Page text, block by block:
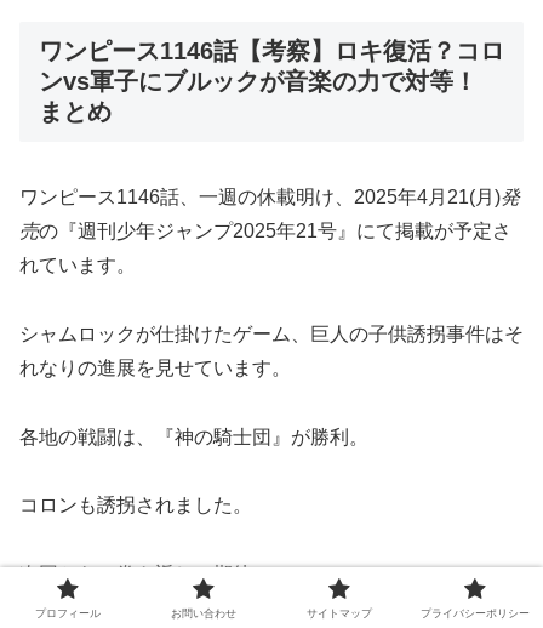
ワンピース1146話【考察】ロキ復活？コロ
ンvs軍子にブルックが音楽の力で対等！
まとめ
ワンピース1146話、一週の休載明け、 2025年4月21(月)発
売の『週刊少年ジャンプ2025年21号』にて掲載が予定さ
れています。
シャムロックが仕掛けたゲーム、巨人の子供誘拐事件はそ
れなりの進展を見せています。
各地の戦闘は、『神の騎士団』が勝利。
コロンも誘拐されました。
次回からの巻き返しに期待！
プロフィール お問い合わせ サイトマップ プライバシーポリシー